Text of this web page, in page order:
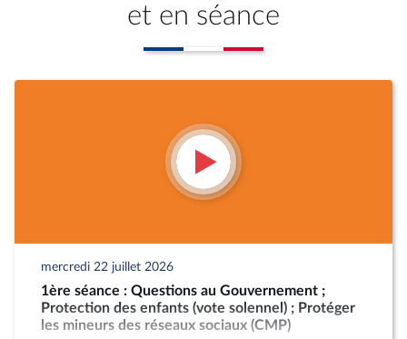
et en séance
mercredi 22 juillet 2026
1ère séance : Questions au Gouvernement ;
Protection des enfants (vote solennel) ; Protéger
les mineurs des réseaux sociaux (CMP)